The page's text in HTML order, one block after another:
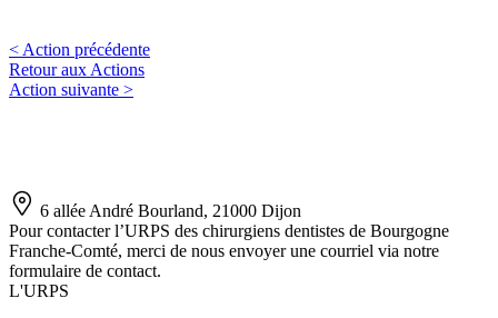
< Action précédente
Retour aux Actions
Action suivante >
6 allée André Bourland, 21000 Dijon
Pour contacter l’URPS des chirurgiens dentistes de Bourgogne
Franche-Comté, merci de nous envoyer une courriel via notre
formulaire de contact.
L'URPS